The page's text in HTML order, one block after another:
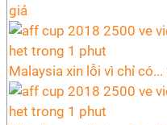
giả
Malaysia xin lỗi vì chỉ